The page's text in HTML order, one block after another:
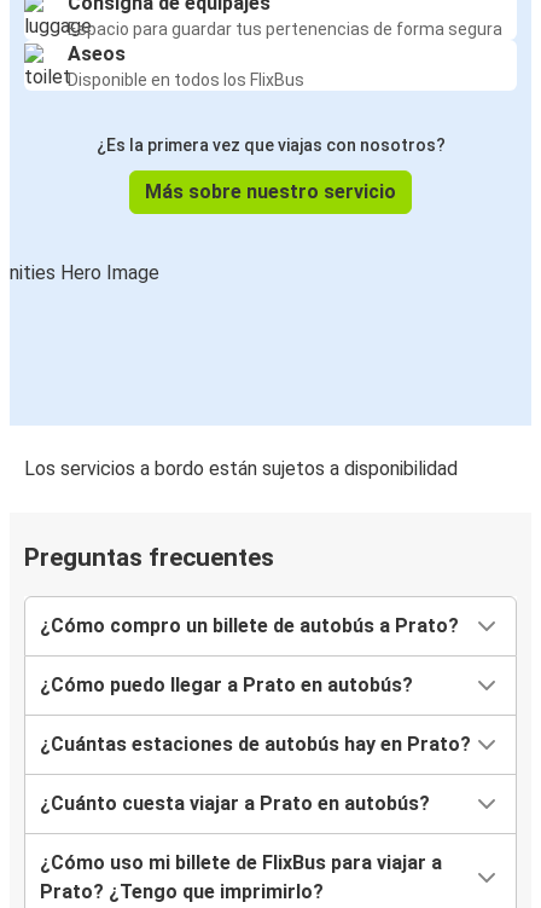
Espacio para guardar tus pertenencias de forma segura
Aseos
Disponible en todos los FlixBus
¿Es la primera vez que viajas con nosotros?
Más sobre nuestro servicio
Los servicios a bordo están sujetos a disponibilidad
Preguntas frecuentes
¿Cómo compro un billete de autobús a Prato?
¿Cómo puedo llegar a Prato en autobús?
¿Cuántas estaciones de autobús hay en Prato?
¿Cuánto cuesta viajar a Prato en autobús?
¿Cómo uso mi billete de FlixBus para viajar a
Prato? ¿Tengo que imprimirlo?